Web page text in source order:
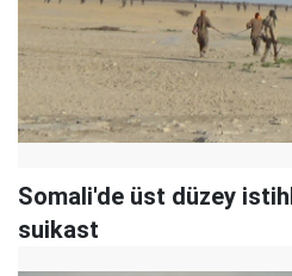
Somali'de üst düzey
suikast